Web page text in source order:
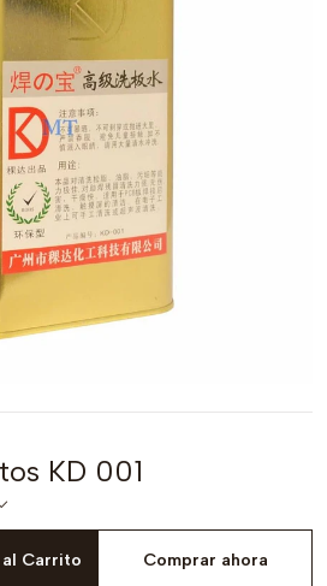
KD 001
Carrito Comprar ahora